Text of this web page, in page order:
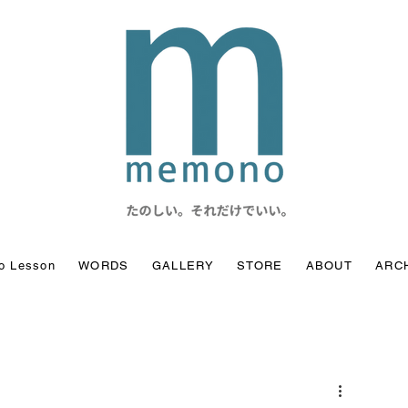
Lesson WORDS GALLERY STORE ABOUT